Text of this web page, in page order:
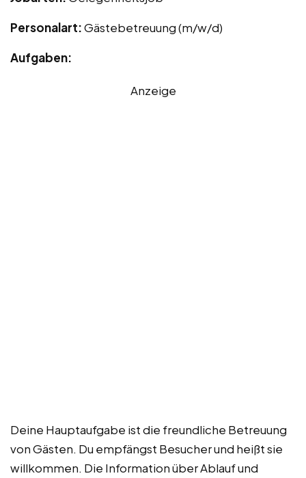
Personalart:Gästebetreuung (m/w/d)
Aufgaben:
Anzeige
Deine Hauptaufgabe ist die freundliche Betreuung
von Gästen. Du empfängst Besucher und heißt sie
willkommen. Die Information über Ablauf und